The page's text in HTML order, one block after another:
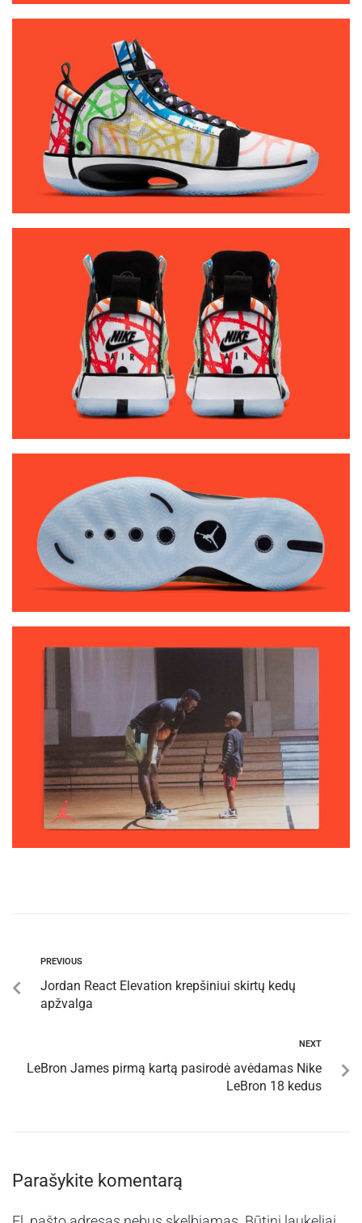
PREVIOUS
Jordan React Elevation krepšiniui skirtų kedų
apžvalga
NEXT
LeBron James pirmą kartą pasirodė avėdamas Nike
LeBron 18 kedus
Parašykite komentarą